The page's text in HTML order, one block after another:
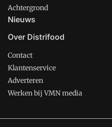
Achtergrond
Nieuws
Over Distrifood
Contact
Klantenservice
Adverteren
Werken bij VMN media